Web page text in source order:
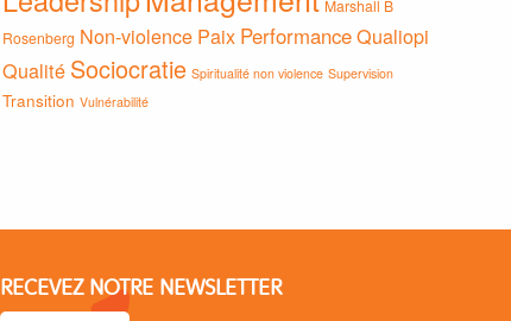
Marshall B
Rosenberg Non-violence Paix PerformanceQualiopi
Qualité Sociocratie Spiritualité non violence Supervision
Transition Vulnérabilité
RECEVEZ NOTRE NEWSLETTER